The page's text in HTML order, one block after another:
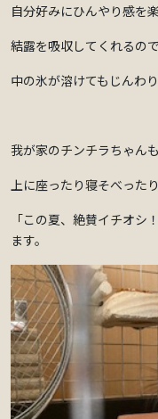
自分好みにひんやり感を
結露を吸収してくれるの
中の氷が溶けてもじんわ
我が家のチンチラちゃん
上に座ったり寝そべった
「この夏、絶賛イチオシ
ます。